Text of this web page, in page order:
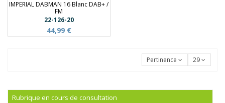
IMPERIAL DABMAN 16 Blanc DAB+ /
FM
22-126-20
44,99 €
Pertinence 29
Rubrique en cours de consultation